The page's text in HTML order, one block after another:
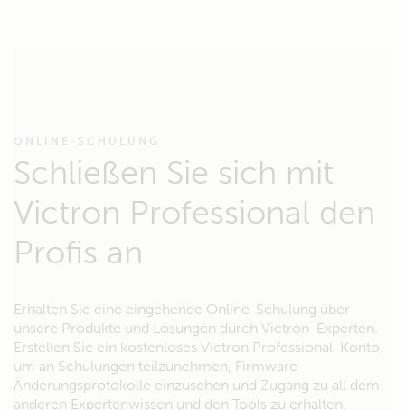
ONLINE-SCHULUNG
Schließen Sie sich mit
Victron Professional den
Profis an
Erhalten Sie eine eingehende Online-Schulung über
unsere Produkte und Lösungen durch Victron-Experten.
Erstellen Sie ein kostenloses Victron Professional-Konto,
um an Schulungen teilzunehmen, Firmware-
Änderungsprotokolle einzusehen und Zugang zu all dem
anderen Expertenwissen und den Tools zu erhalten.